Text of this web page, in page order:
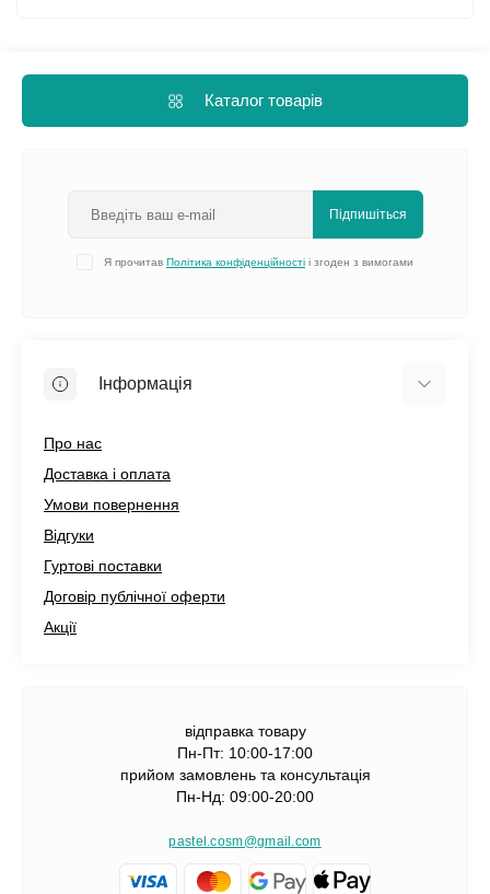
Каталог товарів
Підпишіться
Я прочитав Політика конфіденційності і згоден з вимогами
Інформація
Про нас
Доставка і оплата
Умови повернення
Відгуки
Гуртові поставки
Договір публічної оферти
Акції
відправка товару
Пн-Пт: 10:00-17:00
прийом замовлень та консультація
Пн-Нд: 09:00-20:00
pastel.cosm@gmail.com